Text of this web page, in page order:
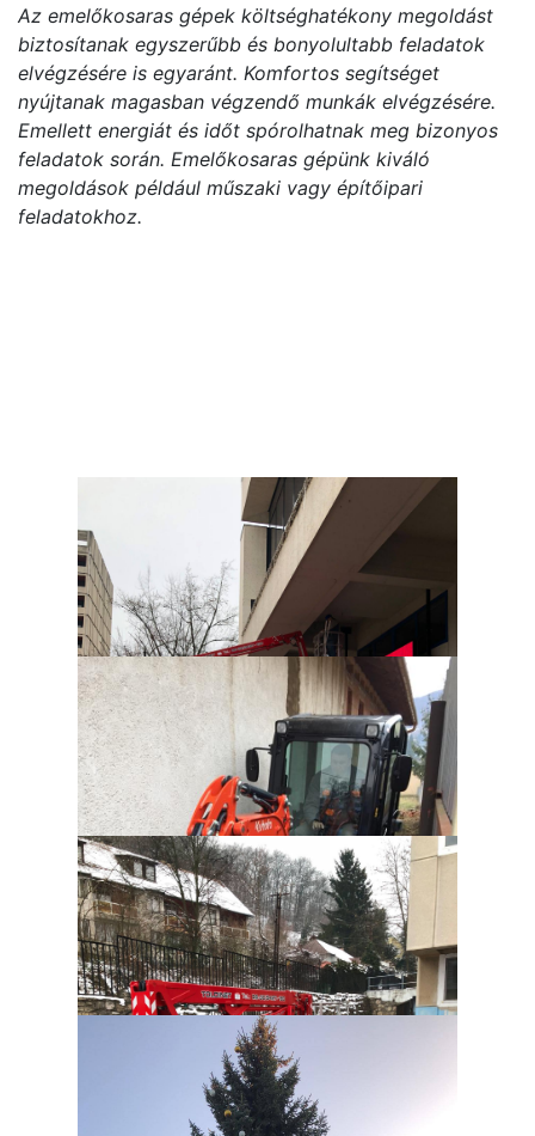
Az emelőkosaras gépek költséghatékony megoldást
biztosítanak egyszerűbb és bonyolultabb feladatok
elvégzésére is egyaránt. Komfortos segítséget
nyújtanak magasban végzendő munkák elvégzésére.
Emellett energiát és időt spórolhatnak meg bizonyos
feladatok során. Emelőkosaras gépünk kiváló
megoldások például műszaki vagy építőipari
feladatokhoz.